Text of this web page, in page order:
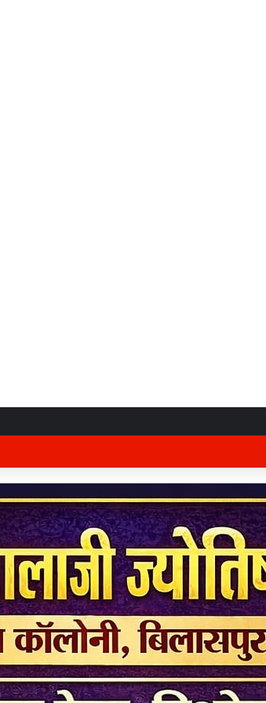
अरुण साव कल लेंगे विभागीय योजनाओं और विकास कार्यों की समीक्षा